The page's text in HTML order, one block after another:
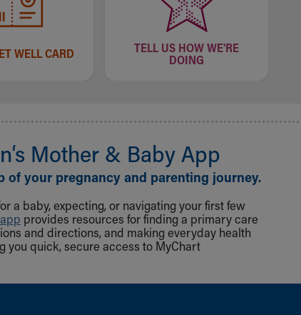
WELL CARD
TELL US HOW WE'RE
DOING
Mother & Baby App
of your pregnancy and parenting journey.
a baby, expecting, or navigating your first few
provides resources for finding a primary care
and directions, and making everyday health
you quick, secure access to MyChart